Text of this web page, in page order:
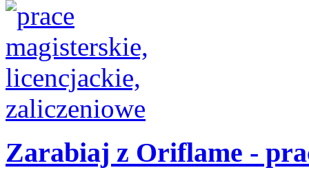
Zarabiaj z Oriflame -